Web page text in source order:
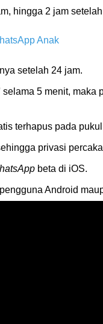
hingga 2 jam
Anak
setelah 24 jam.
5 menit, maka
terhapus pada
privasi
beta di iOS.
Android